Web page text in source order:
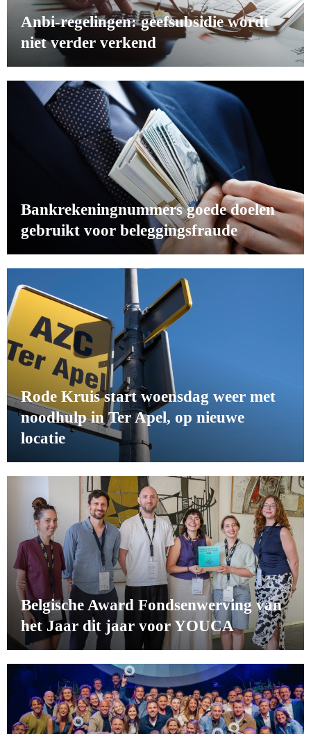
Anbi-regelingen: geefsubsidie wordt
niet verder verkend
Bankrekeningnummers goede doelen
gebruikt voor beleggingsfraude
Rode Kruis start woensdag weer met
noodhulp in Ter Apel, op nieuwe
locatie
Belgische Award Fondsenwerving van
het Jaar dit jaar voor YOUCA